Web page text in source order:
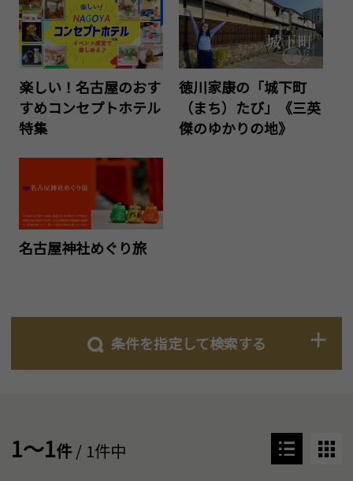
楽しい！名古屋のおす
すめコンセプトホテル
特集
徳川家康の「城下町
（まち）たび」《三英
傑のゆかりの地》
名古屋神社めぐり旅
条件を指定して検索する
1～1件/ 1件中